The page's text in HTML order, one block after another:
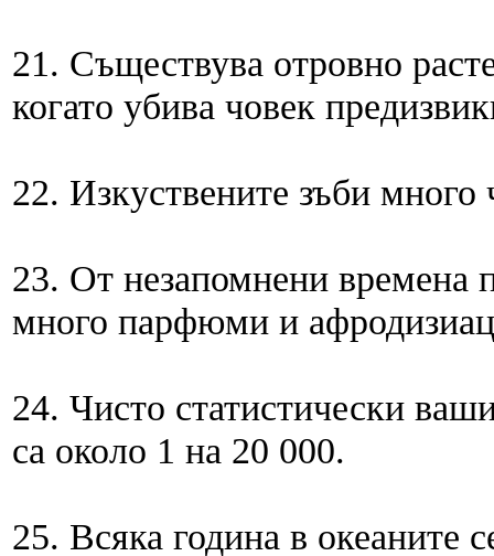
21. Съществува отровно
когато убива човек
22. Изкуствените зъби много
23. От незапомнени времена
много парфюми и
24. Чисто статистически
са около 1 на 20 000.
25. Всяка година в океаните